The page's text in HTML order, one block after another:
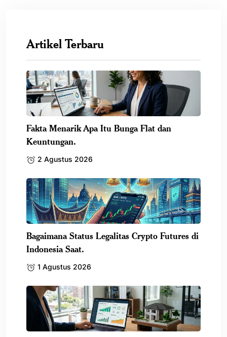
Artikel Terbaru
Fakta Menarik Apa Itu Bunga Flat dan
Keuntungan.
2 Agustus 2026
Bagaimana Status Legalitas Crypto Futures di
Indonesia Saat.
1 Agustus 2026